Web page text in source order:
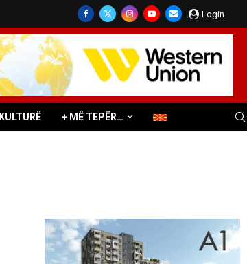
Login
KULTURË + MË TEPËR…